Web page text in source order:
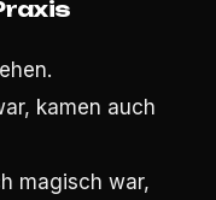
kamen auch
magisch war,